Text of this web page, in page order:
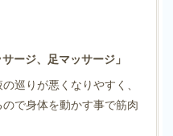
ージ、足マッサージ」
巡りが悪くなりやすく、
ので身体を動かす事で筋肉